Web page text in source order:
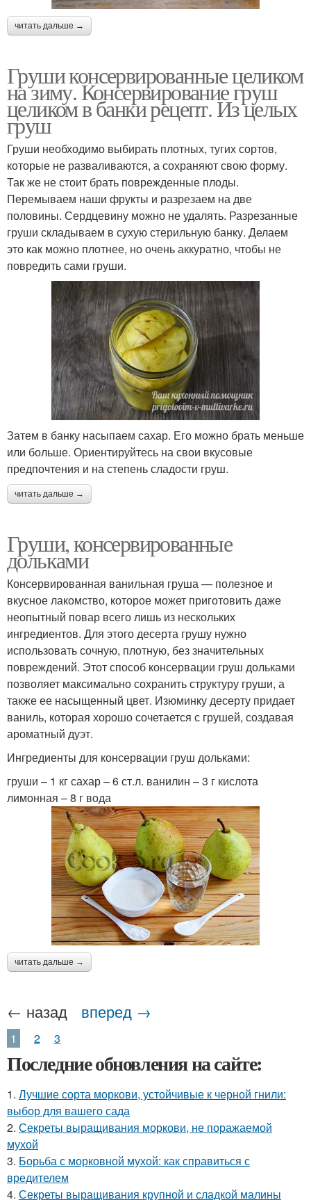
читать дальше →
Груши консервированные целиком
на зиму. Консервирование груш
целиком в банки рецепт. Из целых
груш
Груши необходимо выбирать плотных, тугих сортов,
которые не разваливаются, а сохраняют свою форму.
Так же не стоит брать поврежденные плоды.
Перемываем наши фрукты и разрезаем на две
половины. Сердцевину можно не удалять. Разрезанные
груши складываем в сухую стерильную банку. Делаем
это как можно плотнее, но очень аккуратно, чтобы не
повредить сами груши.
Затем в банку насыпаем сахар. Его можно брать меньше
или больше. Ориентируйтесь на свои вкусовые
предпочтения и на степень сладости груш.
читать дальше →
Груши, консервированные
дольками
Консервированная ванильная груша — полезное и
вкусное лакомство, которое может приготовить даже
неопытный повар всего лишь из нескольких
ингредиентов. Для этого десерта грушу нужно
использовать сочную, плотную, без значительных
повреждений. Этот способ консервации груш дольками
позволяет максимально сохранить структуру груши, а
также ее насыщенный цвет. Изюминку десерту придает
ваниль, которая хорошо сочетается с грушей, создавая
ароматный дуэт.
Ингредиенты для консервации груш дольками:
груши – 1 кг сахар – 6 ст.л. ванилин – 3 г кислота
лимонная – 8 г вода
читать дальше →
← назад вперед →
1 2 3
Последние обновления на сайте:
1. Лучшие сорта моркови, устойчивые к черной гнили:
выбор для вашего сада
2. Секреты выращивания моркови, не поражаемой
мухой
3. Борьба с морковной мухой: как справиться с
вредителем
4. Секреты выращивания крупной и сладкой малины